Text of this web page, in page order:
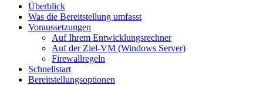
Überblick
Was die Bereitstellung umfasst
Voraussetzungen
Auf Ihrem Entwicklungsrechner
Auf der Ziel-VM (Windows Server)
Firewallregeln
Schnellstart
Bereitstellungsoptionen